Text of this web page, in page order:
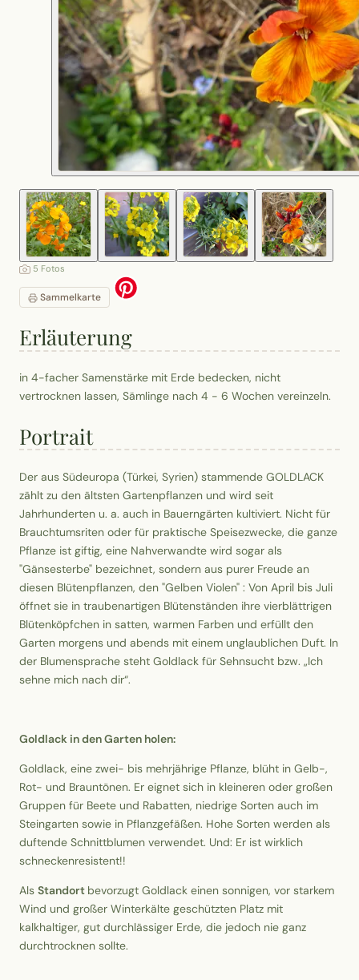
5 Fotos
Sammelkarte
Erläuterung
in 4-facher Samenstärke mit Erde bedecken, nicht
vertrocknen lassen, Sämlinge nach 4 - 6 Wochen vereinzeln.
Portrait
Der aus Südeuropa (Türkei, Syrien) stammende GOLDLACK
zählt zu den ältsten Gartenpflanzen und wird seit
Jahrhunderten u. a. auch in Bauerngärten kultiviert. Nicht für
Brauchtumsriten oder für praktische Speisezwecke, die ganze
Pflanze ist giftig, eine Nahverwandte wird sogar als
"Gänsesterbe" bezeichnet, sondern aus purer Freude an
diesen Blütenpflanzen, den "Gelben Violen" : Von April bis Juli
öffnet sie in traubenartigen Blütenständen ihre vierblättrigen
Blütenköpfchen in satten, warmen Farben und erfüllt den
Garten morgens und abends mit einem unglaublichen Duft. In
der Blumensprache steht Goldlack für Sehnsucht bzw. „Ich
sehne mich nach dir“.
Goldlack in den Garten holen:
Goldlack, eine zwei- bis mehrjährige Pflanze, blüht in Gelb-,
Rot- und Brauntönen. Er eignet sich in kleineren oder großen
Gruppen für Beete und Rabatten, niedrige Sorten auch im
Steingarten sowie in Pflanzgefäßen. Hohe Sorten werden als
duftende Schnittblumen verwendet. Und: Er ist wirklich
schneckenresistent!!
Als Standort bevorzugt Goldlack einen sonnigen, vor starkem
Wind und großer Winterkälte geschützten Platz mit
kalkhaltiger, gut durchlässiger Erde, die jedoch nie ganz
durchtrocknen sollte.